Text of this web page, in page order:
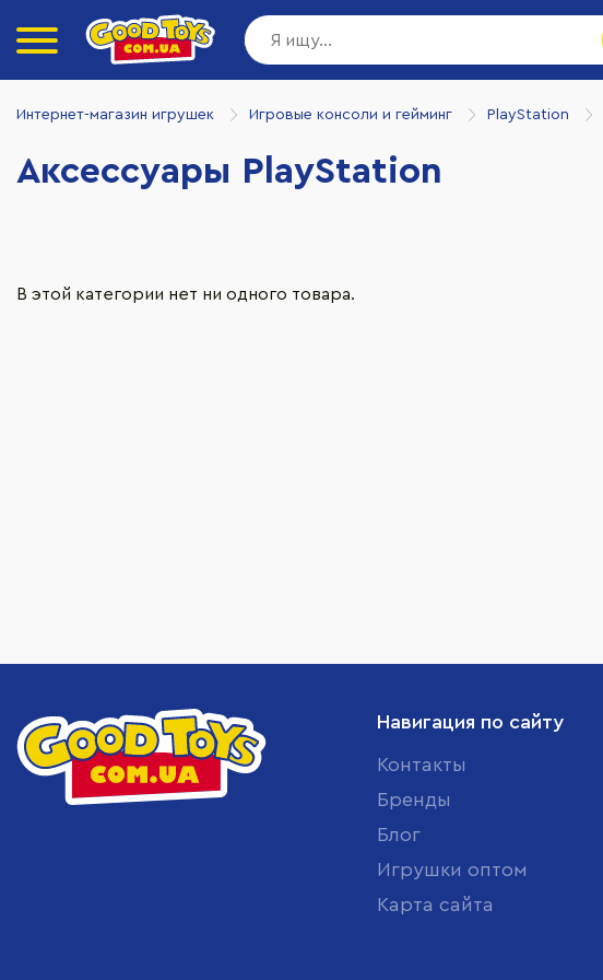
Интернет-магазин игрушек Игровые консоли и гейминг PlayStation
Аксессуары PlayStation
В этой категории нет ни одного товара.
Навигация по сайту
Контакты
Бренды
Блог
Игрушки оптом
Карта сайта